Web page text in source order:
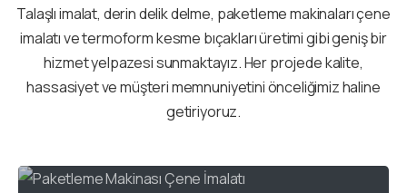
Talaşlı imalat, derin delik delme, paketleme makinaları çene
imalatı ve termoform kesme bıçakları üretimi gibi geniş bir
hizmet yelpazesi sunmaktayız. Her projede kalite,
hassasiyet ve müşteri memnuniyetini önceliğimiz haline
getiriyoruz.